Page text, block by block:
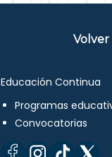
Volver
Educación Continua
Programas
Convocatorias